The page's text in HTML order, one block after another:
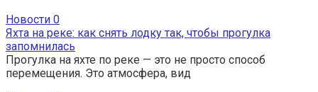
Новости 0
Яхта на реке: как снять лодку так, чтобы прогулка
запомнилась
Прогулка на яхте по реке — это не просто способ
перемещения. Это атмосфера, вид